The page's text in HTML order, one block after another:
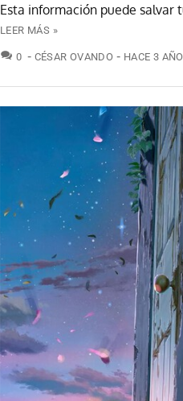
Esta información puede salvar
LEER MÁS »
0 COMENTARIOS
CÉSAR OVANDO HACE 3